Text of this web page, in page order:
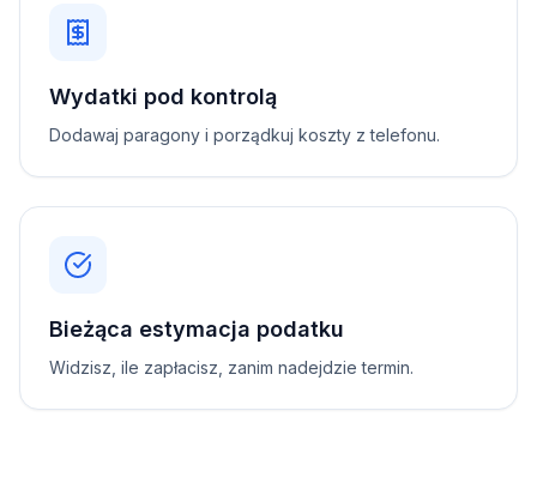
Wydatki pod kontrolą
Dodawaj paragony i porządkuj koszty z telefonu.
Bieżąca estymacja podatku
Widzisz, ile zapłacisz, zanim nadejdzie termin.